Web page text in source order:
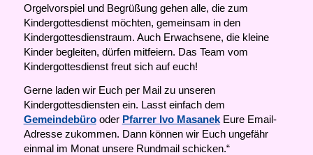
Orgelvorspiel und Begrüßung gehen alle, die zum
Kindergottesdienst möchten, gemeinsam in den
Kindergottesdienstraum. Auch Erwachsene, die kleine
Kinder begleiten, dürfen mitfeiern. Das Team vom
Kindergottesdienst freut sich auf euch!
Gerne laden wir Euch per Mail zu unseren
Kindergottesdiensten ein. Lasst einfach dem
Gemeindebürooder Pfarrer Ivo MasanekEure Email-
Adresse zukommen. Dann können wir Euch ungefähr
einmal im Monat unsere Rundmail schicken.“